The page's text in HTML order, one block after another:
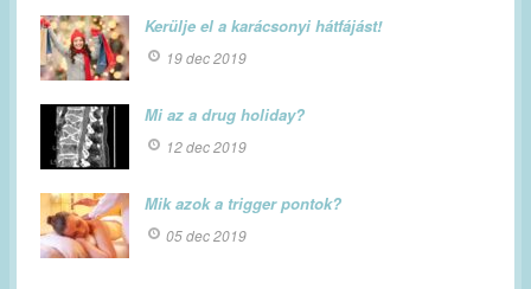
Kerülje el a karácsonyi hátfájást!
19 dec 2019
Mi az a drug holiday?
12 dec 2019
Mik azok a trigger pontok?
05 dec 2019